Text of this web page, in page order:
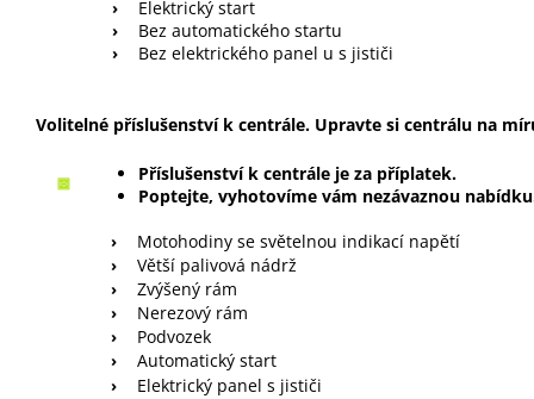
›
Elektrický start
›
Bez automatického startu
›
Bez elektrického panel u s jističi
Volitelné příslušenství k centrále. Upravte si centrálu na
Příslušenství k centrále je za příplatek.
Poptejte, vyhotovíme vám nezávaznou
›
Motohodiny se světelnou indikací napětí
›
Větší palivová nádrž
›
Zvýšený rám
›
Nerezový rám
›
Podvozek
›
Automatický start
›
Elektrický panel s jističi